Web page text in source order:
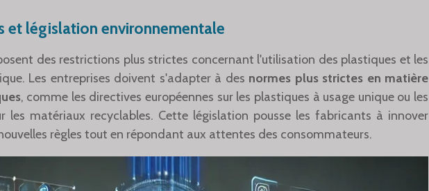
et législation environnementale
des restrictions plus strictes concernant l'utilisation des plastiques et les
Les entreprises doivent s'adapter à des normes plus strictes en matière
, comme les directives européennes sur les plastiques à usage unique ou les
les matériaux recyclables. Cette législation pousse les fabricants à innover
règles tout en répondant aux attentes des consommateurs.